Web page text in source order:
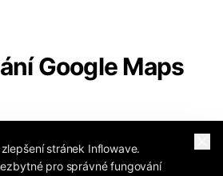
Google Maps
veřejně dostupných
je obecně zákonné a firemní
stránek Inflowave.
pro správné fungování